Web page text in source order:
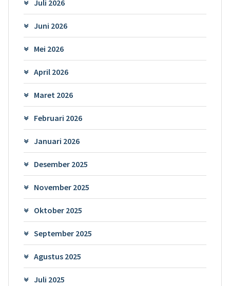
Juli 2026
Juni 2026
Mei 2026
April 2026
Maret 2026
Februari 2026
Januari 2026
Desember 2025
November 2025
Oktober 2025
September 2025
Agustus 2025
Juli 2025